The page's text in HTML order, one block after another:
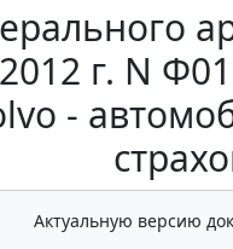
г. N
-
Актуальную версию